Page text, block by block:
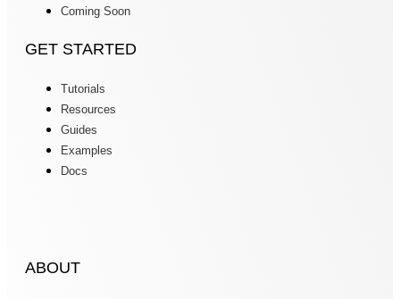
Coming Soon
GET STARTED
Tutorials
Resources
Guides
Examples
Docs
ABOUT